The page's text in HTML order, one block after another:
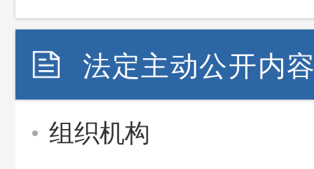
法定主动公开内
组织机构